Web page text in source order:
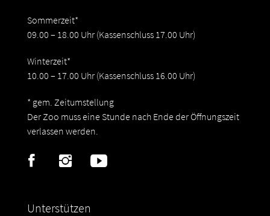
Sommerzeit*
09.00 – 18.00 Uhr (Kassenschluss 17.00 Uhr)
Winterzeit*
10.00 – 17.00 Uhr (Kassenschluss 16.00 Uhr)
* gem. Zeitumstellung
Der Zoo muss eine Stunde nach Ende der Öffnungszeit
verlassen werden.
Unterstützen